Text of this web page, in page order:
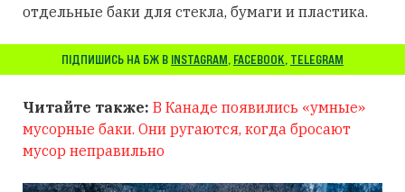
отдельные баки для стекла, бумаги и пластика.
ПІДПИШИСЬ НА БЖ В INSTAGRAM, FACEBOOK, TELEGRAM
Читайте также: В Канаде появились «умные»
мусорные баки. Они ругаются, когда бросают
мусор неправильно